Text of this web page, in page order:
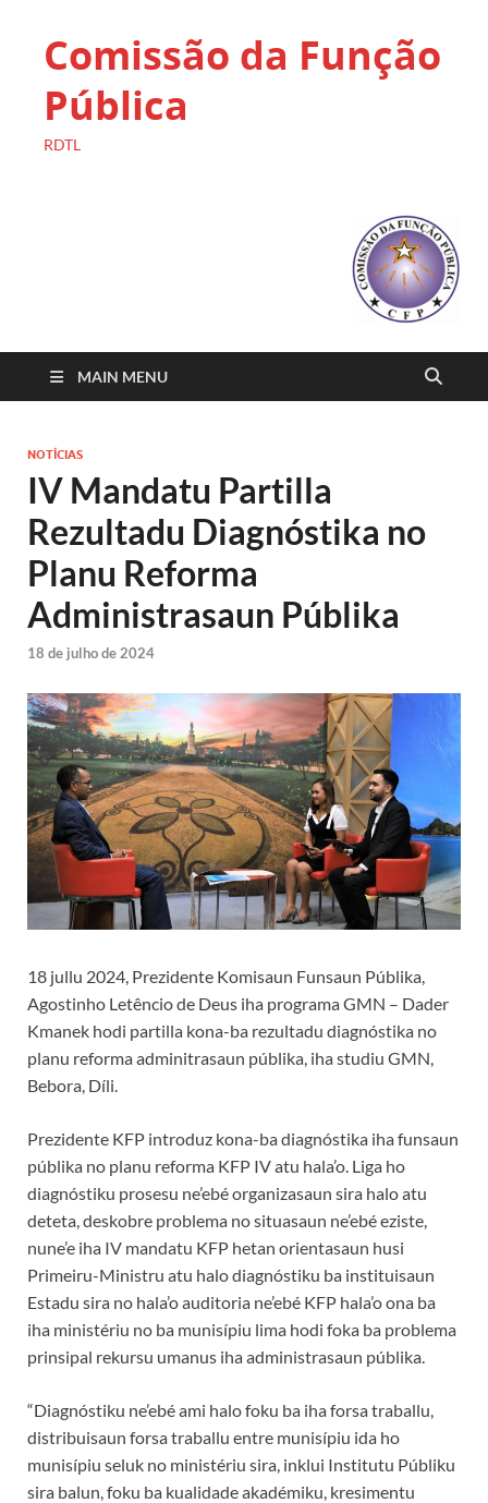
Comissão da Função
Pública
RDTL
MAIN MENU
NOTÍCIAS
IV Mandatu Partilla
Rezultadu Diagnóstika no
Planu Reforma
Administrasaun Públika
18 de julho de 2024
18 jullu 2024, Prezidente Komisaun Funsaun Públika,
Agostinho Letêncio de Deus iha programa GMN – Dader
Kmanek hodi partilla kona-ba rezultadu diagnóstika no
planu reforma adminitrasaun públika, iha studiu GMN,
Bebora, Díli.
Prezidente KFP introduz kona-ba diagnóstika iha funsaun
públika no planu reforma KFP IV atu hala’o. Liga ho
diagnóstiku prosesu ne’ebé organizasaun sira halo atu
deteta, deskobre problema no situasaun ne’ebé eziste,
nune’e iha IV mandatu KFP hetan orientasaun husi
Primeiru-Ministru atu halo diagnóstiku ba instituisaun
Estadu sira no hala’o auditoria ne’ebé KFP hala’o ona ba
iha ministériu no ba munisípiu lima hodi foka ba problema
prinsipal rekursu umanus iha administrasaun públika.
“Diagnóstiku ne’ebé ami halo foku ba iha forsa traballu,
distribuisaun forsa traballu entre munisípiu ida ho
munisípiu seluk no ministériu sira, inklui Institutu Públiku
sira balun, foku ba kualidade akadémiku, kresimentu